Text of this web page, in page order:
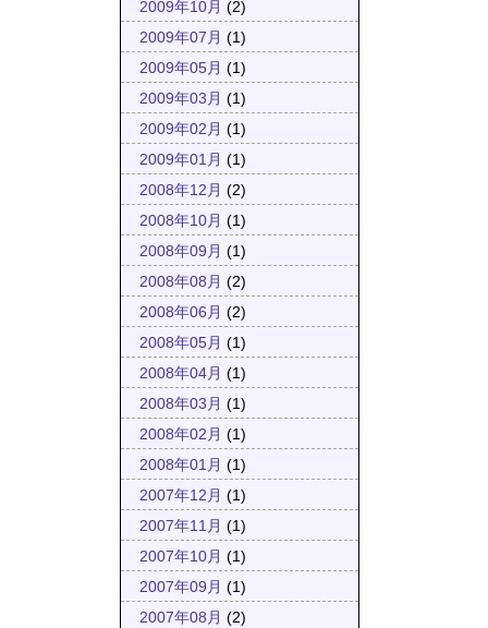
2009年10月 (2)
2009年07月 (1)
2009年05月 (1)
2009年03月 (1)
2009年02月 (1)
2009年01月 (1)
2008年12月 (2)
2008年10月 (1)
2008年09月 (1)
2008年08月 (2)
2008年06月 (2)
2008年05月 (1)
2008年04月 (1)
2008年03月 (1)
2008年02月 (1)
2008年01月 (1)
2007年12月 (1)
2007年11月 (1)
2007年10月 (1)
2007年09月 (1)
2007年08月 (2)